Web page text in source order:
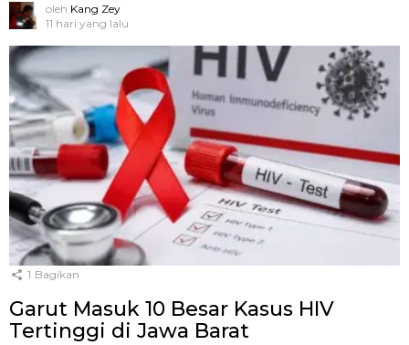
oleh Kang Zey
11 hari yang lalu
1 Bagikan
Garut Masuk 10 Besar Kasus HIV
Tertinggi di Jawa Barat